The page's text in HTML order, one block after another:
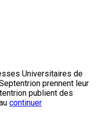
Universitaires de
prennent leur
publient des
continuer